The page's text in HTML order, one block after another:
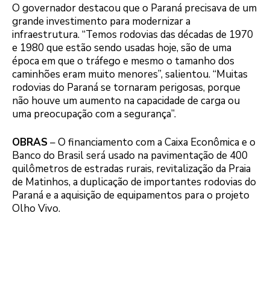
O governador destacou que o Paraná precisava de um
grande investimento para modernizar a
infraestrutura. “Temos rodovias das décadas de 1970
e 1980 que estão sendo usadas hoje, são de uma
época em que o tráfego e mesmo o tamanho dos
caminhões eram muito menores”, salientou. “Muitas
rodovias do Paraná se tornaram perigosas, porque
não houve um aumento na capacidade de carga ou
uma preocupação com a segurança”.
OBRAS – O financiamento com a Caixa Econômica e o
Banco do Brasil será usado na pavimentação de 400
quilômetros de estradas rurais, revitalização da Praia
de Matinhos, a duplicação de importantes rodovias do
Paraná e a aquisição de equipamentos para o projeto
Olho Vivo.